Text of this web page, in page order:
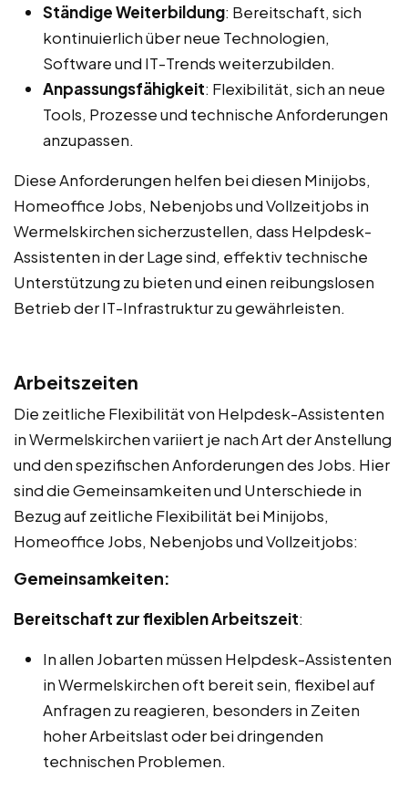
Ständige Weiterbildung: Bereitschaft, sich
kontinuierlich über neue Technologien,
Software und IT-Trends weiterzubilden.
Anpassungsfähigkeit: Flexibilität, sich an neue
Tools, Prozesse und technische Anforderungen
anzupassen.
Diese Anforderungen helfen bei diesen Minijobs,
Homeoffice Jobs, Nebenjobs und Vollzeitjobs in
Wermelskirchen sicherzustellen, dass Helpdesk-
Assistenten in der Lage sind, effektiv technische
Unterstützung zu bieten und einen reibungslosen
Betrieb der IT-Infrastruktur zu gewährleisten.
Arbeitszeiten
Die zeitliche Flexibilität von Helpdesk-Assistenten
in Wermelskirchen variiert je nach Art der Anstellung
und den spezifischen Anforderungen des Jobs. Hier
sind die Gemeinsamkeiten und Unterschiede in
Bezug auf zeitliche Flexibilität bei Minijobs,
Homeoffice Jobs, Nebenjobs und Vollzeitjobs:
Gemeinsamkeiten:
Bereitschaft zur flexiblen Arbeitszeit:
In allen Jobarten müssen Helpdesk-Assistenten
in Wermelskirchen oft bereit sein, flexibel auf
Anfragen zu reagieren, besonders in Zeiten
hoher Arbeitslast oder bei dringenden
technischen Problemen.